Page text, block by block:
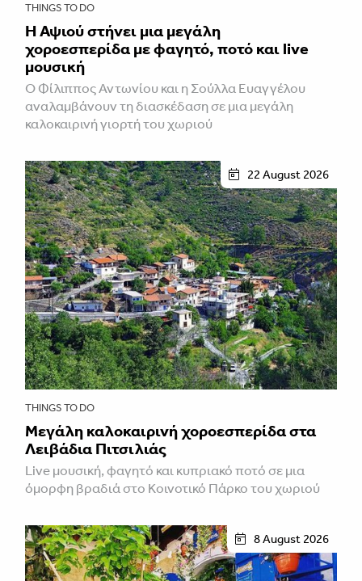
THINGS TO DO
Η Αψιού στήνει μια μεγάλη
χοροεσπερίδα με φαγητό, ποτό και live
μουσική
Ο Φίλιππος Αντωνίου και η Σούλλα Ευαγγέλου
αναλαμβάνουν τη διασκέδαση σε μια μεγάλη
καλοκαιρινή γιορτή του χωριού
22 August 2026
THINGS TO DO
Μεγάλη καλοκαιρινή χοροεσπερίδα στα
Λειβάδια Πιτσιλιάς
Live μουσική, φαγητό και κυπριακό ποτό σε μια
όμορφη βραδιά στο Κοινοτικό Πάρκο του χωριού
8 August 2026